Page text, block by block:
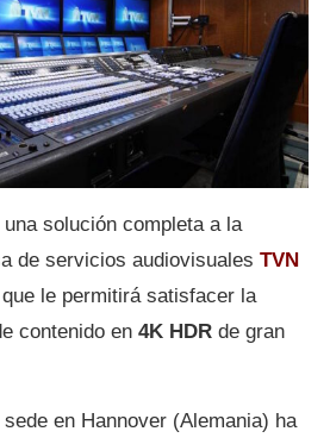
solución completa a la
de servicios audiovisuales TVN
le permitirá satisfacer la
contenido en 4K HDR de gran
en Hannover (Alemania) ha